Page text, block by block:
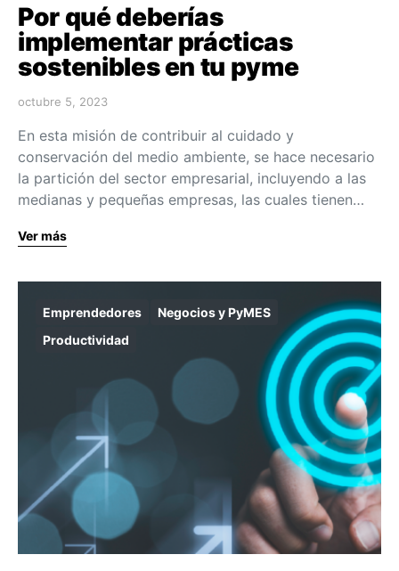
Por qué deberías
implementar prácticas
sostenibles en tu pyme
octubre 5, 2023
En esta misión de contribuir al cuidado y
conservación del medio ambiente, se hace necesario
la partición del sector empresarial, incluyendo a las
medianas y pequeñas empresas, las cuales tienen…
Ver más
Emprendedores
Negocios y PyMES
Productividad